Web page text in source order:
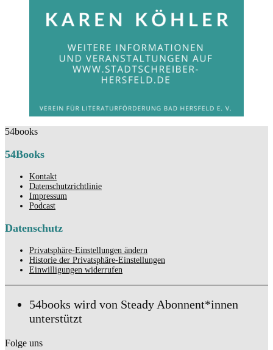
54books
54Books
Kontakt
Datenschutzrichtlinie
Impressum
Podcast
Datenschutz
Privatsphäre-Einstellungen ändern
Historie der Privatsphäre-Einstellungen
Einwilligungen widerrufen
54books wird von Steady Abonnent*innen
unterstützt
Folge uns